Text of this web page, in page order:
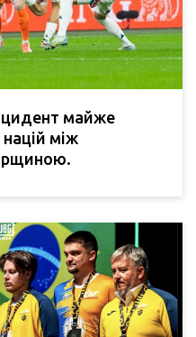
майже
між